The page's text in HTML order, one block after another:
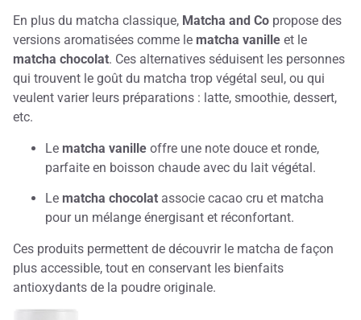
En plus du matcha classique, Matcha and Co propose des
versions aromatisées comme le matcha vanille et le
matcha chocolat. Ces alternatives séduisent les personnes
qui trouvent le goût du matcha trop végétal seul, ou qui
veulent varier leurs préparations : latte, smoothie, dessert,
etc.
Le matcha vanille offre une note douce et ronde,
parfaite en boisson chaude avec du lait végétal.
Le matcha chocolat associe cacao cru et matcha
pour un mélange énergisant et réconfortant.
Ces produits permettent de découvrir le matcha de façon
plus accessible, tout en conservant les bienfaits
antioxydants de la poudre originale.